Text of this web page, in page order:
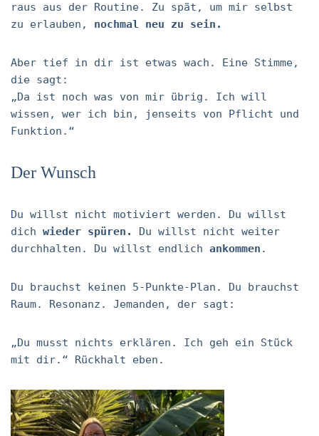
raus aus der Routine. Zu spät, um mir selbst
zu erlauben, nochmal neu zu sein.
Aber tief in dir ist etwas wach. Eine Stimme,
die sagt:
„Da ist noch was von mir übrig. Ich will
wissen, wer ich bin, jenseits von Pflicht und
Funktion.“
Der Wunsch
Du willst nicht motiviert werden. Du willst
dich wieder spüren.
Du willst nicht weiter
durchhalten. Du willst endlich ankommen .
Du brauchst keinen 5-Punkte-Plan. Du brauchst
Raum. Resonanz. Jemanden, der sagt:
„Du musst nichts erklären. Ich geh ein Stück
mit dir.“ Rückhalt eben.